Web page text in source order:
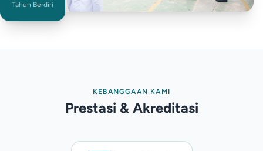
Tahun Berdiri
KEBANGGAAN KAMI
Prestasi & Akreditasi